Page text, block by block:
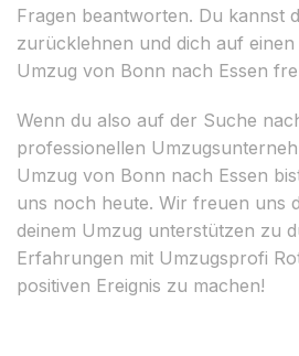
Fragen beantworten. Du kannst
zurücklehnen und dich auf
Umzug von Bonn nach Essen
Wenn du also auf der Suche
professionellen
Umzug von Bonn nach Essen
uns noch heute. Wir freuen uns
deinem Umzug unterstützen zu
Erfahrungen mit Umzugsprofi
positiven Ereignis zu machen!